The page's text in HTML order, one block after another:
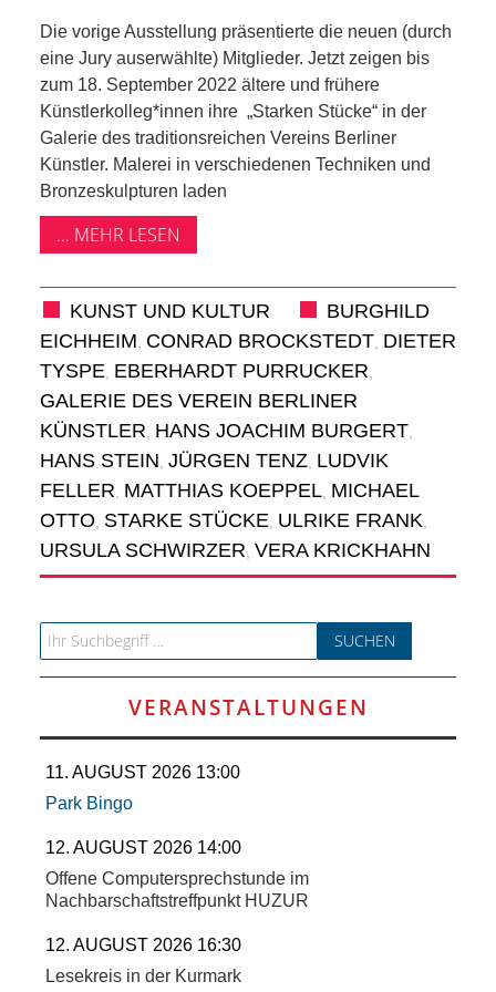
MEINUNG
AUS DEM
KIEZ
GEWERBE
UND
GASTRONOMIE
KINDER,
HERANWACHSENDE,
SCHULE
KUNST
UND
KULTUR
IN
EIGENER
SACHE
MITEINANDER
ÖFFENTLICHER
Die vorige Ausstellung präsentierte die neuen (durch
eine Jury auserwählte) Mitglieder. Jetzt zeigen bis
zum 18. September 2022 ältere und frühere
Künstlerkolleg*innen ihre „Starken Stücke“ in der
Galerie des traditionsreichen Vereins Berliner
Künstler. Malerei in verschiedenen Techniken und
Bronzeskulpturen laden
... MEHR LESEN
KUNST UND KULTUR
BURGHILD
EICHHEIM, CONRAD BROCKSTEDT, DIETER
TYSPE, EBERHARDT PURRUCKER,
GALERIE DES VEREIN BERLINER
KÜNSTLER, HANS JOACHIM BURGERT,
HANS STEIN, JÜRGEN TENZ, LUDVIK
FELLER, MATTHIAS KOEPPEL, MICHAEL
OTTO, STARKE STÜCKE, ULRIKE FRANK,
URSULA SCHWIRZER, VERA KRICKHAHN
Search for:
VERANSTALTUNGEN
11. AUGUST 2026 13:00
Park Bingo
12. AUGUST 2026 14:00
Offene Computersprechstunde im
Nachbarschaftstreffpunkt HUZUR
12. AUGUST 2026 16:30
Lesekreis in der Kurmark